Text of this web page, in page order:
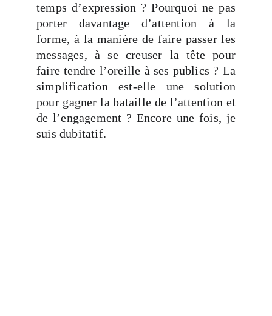
temps d’expression ? Pourquoi ne pas
porter davantage d’attention à la
forme, à la manière de faire passer les
messages, à se creuser la tête pour
faire tendre l’oreille à ses publics ? La
simplification est-elle une solution
pour gagner la bataille de l’attention et
de l’engagement ? Encore une fois, je
suis dubitatif.